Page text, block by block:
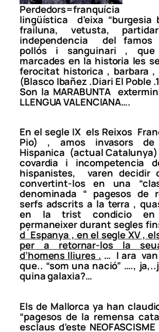
Perdedors=franquícia
lingüística d’eixa “burgesia
frailuna, vetusta,
independencia del famos
pollós i sanguinari , que
marcades en la historia les
ferocitat historica , barbara ,
(Blasco Ibañez .Diari El Poble
Son la MARABUNTA
LLENGUA VALENCIANA….
En el segle IX els Reixos
Pio) , amos invasors
Hispanica (actual
covardia i incompetencia
hispanistes, varen decidir
convertint-los en una
denominada “ pagesos de
serfs adscrits a la terra ,
en la trist condicio en
permaneixer durant segles
d´Espanya , en el segle XV ,
per a retornar-los la
d’homens lliures . … I ara
que.. “som una nació” ….,
quina galaxia?…
Els de Mallorca ya han
“pagesos de la remensa
esclaus d’este NEOFASCISME